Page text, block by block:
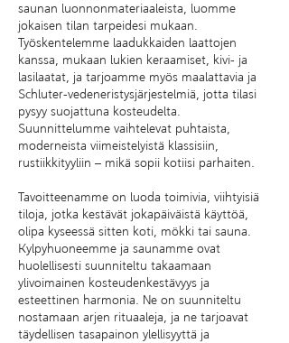
saunan luonnonmateriaaleista, luomme
jokaisen tilan tarpeidesi mukaan.
Työskentelemme laadukkaiden laattojen
kanssa, mukaan lukien keraamiset, kivi- ja
lasilaatat, ja tarjoamme myös maalattavia ja
Schluter-vedeneristysjärjestelmiä, jotta tilasi
pysyy suojattuna kosteudelta.
Suunnittelumme vaihtelevat puhtaista,
moderneista viimeistelyistä klassisiin,
rustiikkityyliin – mikä sopii kotiisi parhaiten.
Tavoitteenamme on luoda toimivia, viihtyisiä
tiloja, jotka kestävät jokapäiväistä käyttöä,
olipa kyseessä sitten koti, mökki tai sauna.
Kylpyhuoneemme ja saunamme ovat
huolellisesti suunniteltu takaamaan
ylivoimainen kosteudenkestävyys ja
esteettinen harmonia. Ne on suunniteltu
nostamaan arjen rituaaleja, ja ne tarjoavat
täydellisen tasapainon ylellisyyttä ja